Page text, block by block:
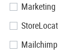
Marketing